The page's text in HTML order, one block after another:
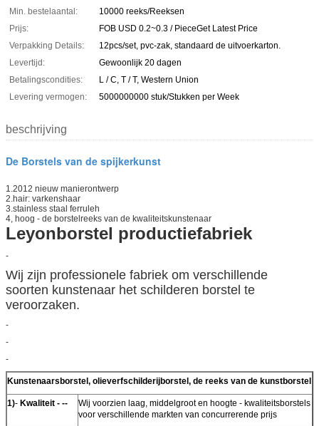
Min. bestelaantal:
10000 reeks/Reeksen
Prijs:
FOB USD 0.2~0.3 / PieceGet Latest Price
Verpakking Details:
12pcs/set, pvc-zak, standaard de uitvoerkarton.
Levertijd:
Gewoonlijk 20 dagen
Betalingscondities:
L / C, T / T, Western Union
Levering vermogen:
5000000000 stuk/Stukken per Week
beschrijving
De Borstels van de spijkerkunst
1.2012 nieuw manierontwerp
2.hair: varkenshaar
3.stainless staal ferruleh
4, hoog - de borstelreeks van de kwaliteitskunstenaar
Leyonborstel productiefabriek
-
Wij zijn professionele fabriek om verschillende
soorten kunstenaar het schilderen borstel te
veroorzaken.
-
-
-
Kunstenaarsborstel, olieverfschilderijborstel, de reeks van de kunstborstel
1)- Kwaliteit - --
Wij voorzien laag, middelgroot en hoogte - kwaliteitsborstels
voor verschillende markten van concurrerende prijs